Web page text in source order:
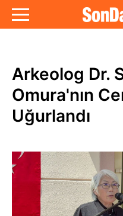
Arkeolog Dr.
Omura'nın
Uğurlandı